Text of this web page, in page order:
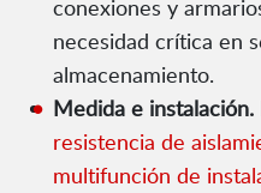
conexiones y
necesidad crítica en
almacenamiento.
Medida e instalación.
resistencia de
multifunción de